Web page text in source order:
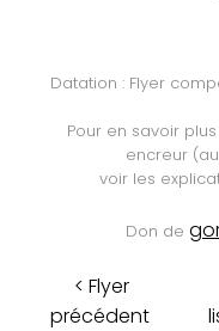
Datation : Flyer
Pour en savoir
encreur
voir les
Don de
< Flyer
précédent